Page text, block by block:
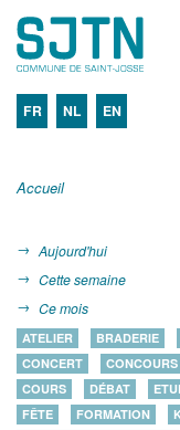
FR NL EN
Accueil
Aujourd'hui
Cette semaine
Ce mois
ATELIER BRADERIE
CONCERT
CONCOURS
COURS
DÉBAT
FÊTE
FORMATION